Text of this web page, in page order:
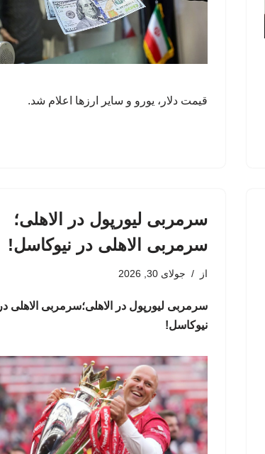
قیمت دلار، یورو و سایر ارزها اعلام شد.
سرمربی لیورپول در الاهلی؛
سرمربی الاهلی در نیوکاسل!
از جولای 30, 2026
سرمربی لیورپول در الاهلی؛سرمربی الاهلی در
نیوکاسل!